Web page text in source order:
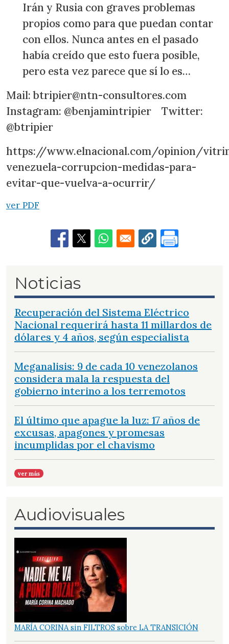
Irán y Rusia con graves problemas
propios como para que puedan contar
con ellos. Nunca antes en el pasado
había creído que esto fuera posible,
pero esta vez parece que sí lo es…
Mail: btripier@ntn-consultores.com
Instagram: @benjamintripier Twitter:
@btripier
https://www.elnacional.com/opinion/
venezuela-corrupcion-medidas-para-
evitar-que-vuelva-a-ocurrir/
ver PDF
Noticias
Recuperación del Sistema Eléctrico
Nacional requerirá hasta 11 millardos de
dólares y 4 años, según especialista
Meganalisis: 9 de cada 10 venezolanos
considera mala la respuesta del
gobierno interino a los terremotos
El último que apague la luz: 17 años de
excusas, apagones y promesas
incumplidas por el chavismo
ver más
Audiovisuales
MARÍA CORINA sin FILTROS sobre LA TRANSICIÓN